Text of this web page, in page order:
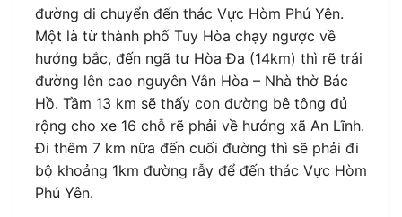
đường di chuyển đến thác Vực Hòm Phú Yên.
Một là từ thành phố Tuy Hòa chạy ngược về
hướng bắc, đến ngã tư Hòa Đa (14km) thì rẽ trái
đường lên cao nguyên Vân Hòa – Nhà thờ Bác
Hồ. Tầm 13 km sẽ thấy con đường bê tông đủ
rộng cho xe 16 chỗ rẽ phải về hướng xã An Lĩnh.
Đi thêm 7 km nữa đến cuối đường thì sẽ phải đi
bộ khoảng 1km đường rẫy để đến thác Vực Hòm
Phú Yên.